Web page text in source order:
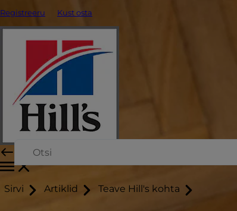
Registreeru Kust osta
Sirvi Artiklid Teave Hill's kohta